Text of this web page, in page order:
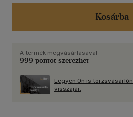
Kosárba
A termék megvásárlásával
999 pontot szerezhet
Legyen Ön is
visszajár.